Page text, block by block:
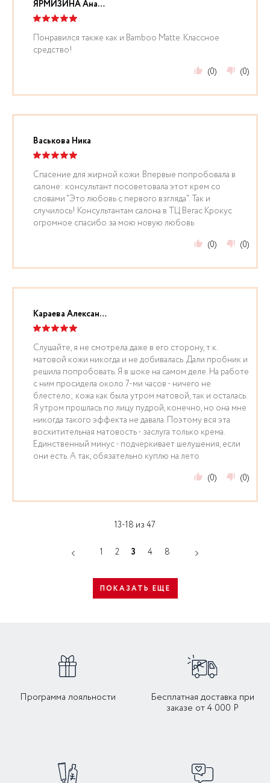
ЯРМИЗИНА Анастасия
Понравился также как и Bamboo Matte. Классное
средство!
(0)
(0)
Васькова Ника
Спасение для жирной кожи. Впервые попробовала в
салоне: консультант посоветовала этот крем со
словами "Это любовь с первого взгляда". Так и
случилось! Консультантам салона в ТЦ Вегас Крокус
огромное спасибо за мою новую любовь
(0)
(0)
Караева Александра
Слушайте, я не смотрела даже в его сторону, т.к.
матовой кожи никогда и не добивалась. Дали пробник и
решила попробовать. Я в шоке на самом деле. На работе
с ним просидела около 7-ми часов - ничего не
блестело; кожа как была утром матовой, так и осталась.
Я утром прошлась по лицу пудрой, конечно, но она мне
никогда такого эффекта не давала. Поэтому вся эта
восхитительная матовость - заслуга только крема.
Единственный минус - подчеркивает шелушения, если
они есть. А так, обязательно куплю на лето
(0)
(0)
13-18 из 47
1 2 3 4 8
ПОКАЗАТЬ ЕЩЕ
Программа лояльности
Бесплатная доставка при
заказе от 4 000 Р